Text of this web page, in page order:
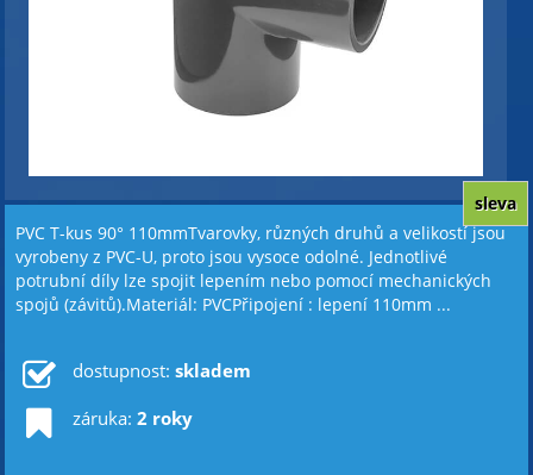
PVC T-kus 90° 110mmTvarovky, různých druhů a velikostí jsou
vyrobeny z PVC-U, proto jsou vysoce odolné. Jednotlivé
potrubní díly lze spojit lepením nebo pomocí mechanických
spojů (závitů).Materiál: PVCPřipojení : lepení 110mm ...
sleva
dostupnost: skladem
záruka: 2 roky